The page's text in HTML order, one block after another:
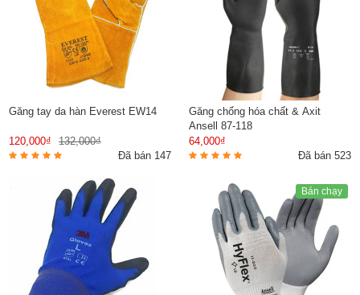
Găng tay da hàn Everest EW14
120,000₫
132,000₫
Đã bán 147
Găng chống hóa chất & Axit
Ansell 87-118
64,000₫
Đã bán 523
Bán chạy